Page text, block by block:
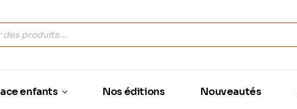
enfants Nos éditions Nouveautés